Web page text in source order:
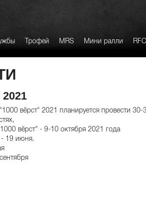
Трофей MRS Мини ралли
вёрст" 2021 планируется провести 30-
вёрст" - 9-10 октября 2021 года
19 июня.